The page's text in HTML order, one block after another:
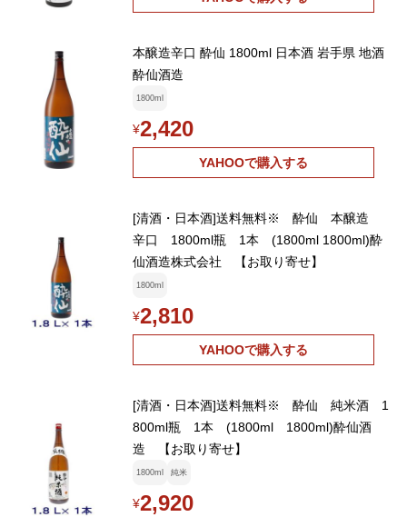
本醸造辛口 酔仙 1800ml 日本酒 岩手県 地酒
酔仙酒造
1800ml
¥2,420
YAHOOで購入する
[清酒・日本酒]送料無料※ 酔仙 本醸造
辛口 1800ml瓶 1本 (1800ml 1800ml)酔
仙酒造株式会社 【お取り寄せ】
1800ml
¥2,810
YAHOOで購入する
[清酒・日本酒]送料無料※ 酔仙 純米酒 1
800ml瓶 1本 (1800ml 1800ml)酔仙酒
造 【お取り寄せ】
1800ml 純米
¥2,920